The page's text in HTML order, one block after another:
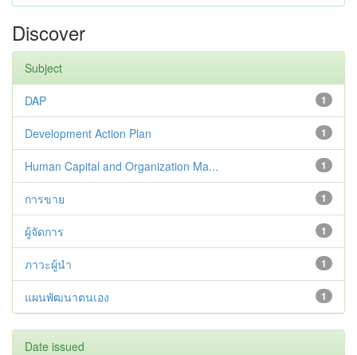
Discover
Subject
1
DAP
1
Development Action Plan
1
Human Capital and Organization Ma...
1
การขาย
1
ผู้จัดการ
1
ภาวะผู้นำ
1
แผนพัฒนาตนเอง
Date issued